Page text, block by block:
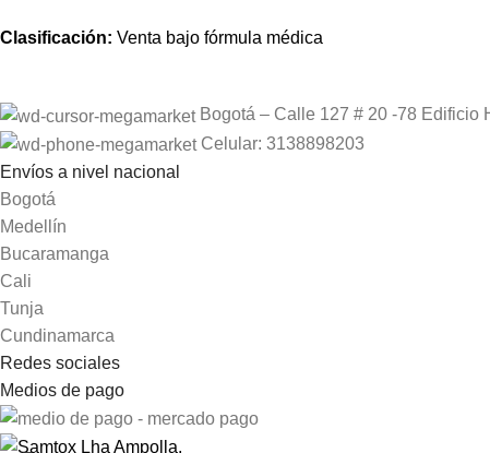
Clasificación: Venta bajo fórmula médica
Bogotá – Calle 127 # 20 -78 Edificio
Celular: 3138898203
Envíos a nivel nacional
Bogotá
Medellín
Bucaramanga
Cali
Tunja
Cundinamarca
Redes sociales
Medios de pago